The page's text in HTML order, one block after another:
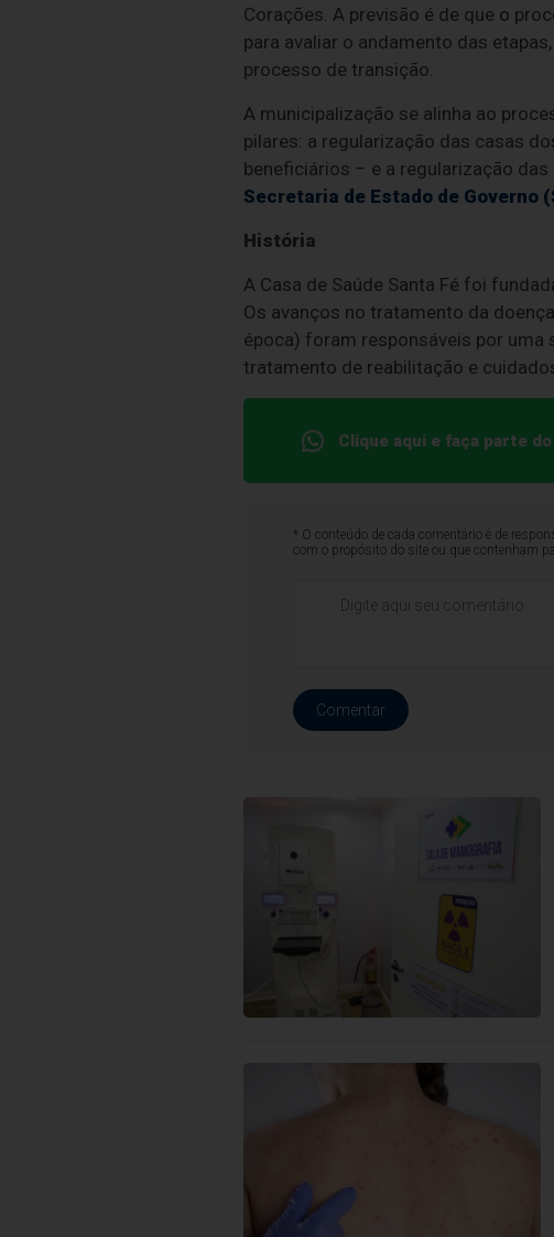
Corações. A previsão é de que o
para avaliar o andamento das
processo de transição.
A municipalização se alinha ao
pilares: a regularização das casas
beneficiários – e a regularização
Secretaria de Estado de Governo
História
A Casa de Saúde Santa Fé foi
Os avanços no tratamento da
época) foram responsáveis por
tratamento de reabilitação e
Clique aqui e faça parte
* O conteúdo de cada comentário é de
com o propósito do site ou que contenham
Comentar